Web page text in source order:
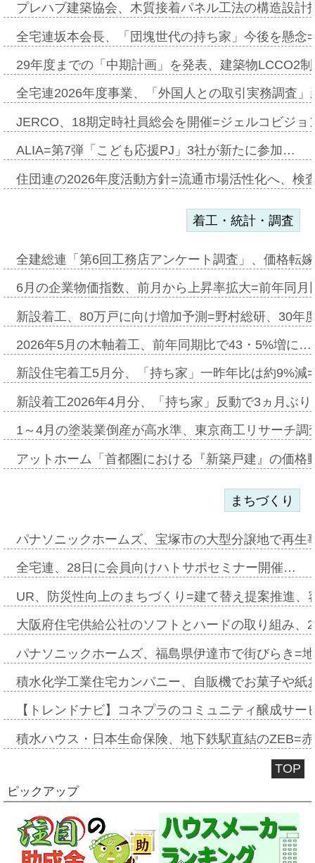
プレハブ建築協会、木質接着パネル工法の構造設
全宅連坂本会長、「団塊世代の持ち家」今後を懸
29年度までの「中期計画」を発表、建築物LCCO2
全宅連2026年度事業、「外国人との取引実務調査
JERCO、18期定時社員総会を開催=ジェルコビジ
ALIA=第7弾「こども応援PJ」3社が新たに参加…
住団連の2026年度活動方針=流通市場活性化へ、検
着工・統計・調査
全建総連「第6回工務店アンケート調査」、価格転
6月の企業物価指数、前月から上昇率拡大=前年同
新設着工、80万戸に向け増加予測=野村総研、30年
2026年5月の木軸着工、前年同期比で43・5%増に…
新設住宅着工5月分、「持ち家」一昨年比は約9%
新設着工2026年4月分、「持ち家」反動で3ヵ月ぶ
1～4月の塗装業倒産が高水準、東京商工リサーチ
アットホーム「首都圏における『新築戸建』の価
まちづくり
パナソニックホームズ、宝塚市の大型分譲地で再
全宅連、28日に会員向けハトサポセミナー開催…
UR、防災性向上のまちづくり=建て替え提案推進
大阪府住宅供給公社のソフトとハードの取り組み
パナソニックホームズ、福島県伊達市で街びらき=
積水化学工業住宅カンパニー、自販機でお菓子や
【トレンドナビ】コネプラのコミュニティ醸成サ
積水ハウス・日本生命保険、地下鉄駅直結のZEB=
TOP
ピックアップ